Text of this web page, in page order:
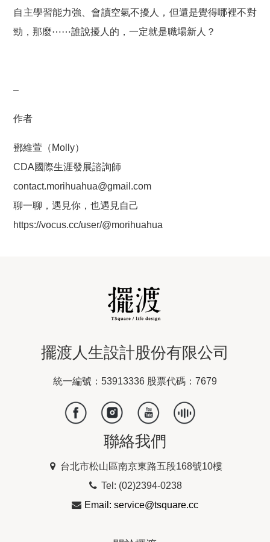
自主學習能力強、會讀空氣不擾人，但還是覺得哪裡不對
勁，那麼⋯⋯誰說擾人的，一定就是職場新人？
–
作者
鄧維萱（Molly）
CDA國際生涯發展諮詢師
contact.morihuahua@gmail.com
聊一聊，遇見你，也遇見自己
https://vocus.cc/user/@morihuahua
擺渡人生設計股份有限公司
統一編號：53913336 股票代碼：7679
聯絡我們
台北市松山區南京東路五段168號10樓
Tel: (02)2394-0238
Email: service@tsquare.cc